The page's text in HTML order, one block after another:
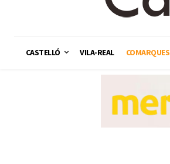
CASTELLÓ VILA-REAL COMARQUES